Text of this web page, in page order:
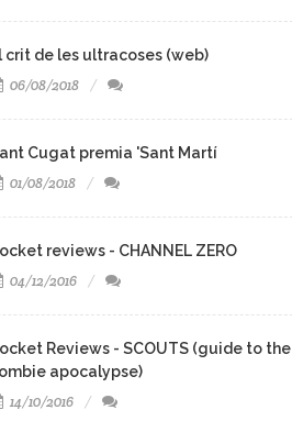
crit de les ultracoses (web)
06/08/2018
Cugat premia 'Sant Martí
01/08/2018
reviews - CHANNEL ZERO
04/12/2016
Reviews - SCOUTS (guide to the
apocalypse)
14/10/2016